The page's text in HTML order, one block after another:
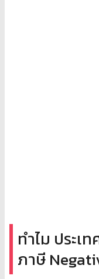
ทำไม ประเ
ภาษี